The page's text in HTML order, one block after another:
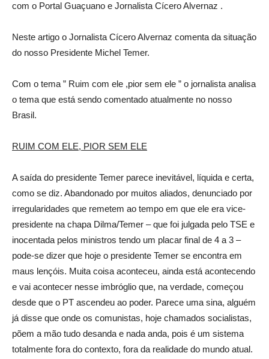
com o Portal Guaçuano e Jornalista Cícero Alvernaz .
Neste artigo o Jornalista Cícero Alvernaz comenta da situação
do nosso Presidente Michel Temer.
Com o tema ” Ruim com ele ,pior sem ele ” o jornalista analisa
o tema que está sendo comentado atualmente no nosso
Brasil.
RUIM COM ELE, PIOR SEM ELE
A saída do presidente Temer parece inevitável, líquida e certa,
como se diz. Abandonado por muitos aliados, denunciado por
irregularidades que remetem ao tempo em que ele era vice-
presidente na chapa Dilma/Temer – que foi julgada pelo TSE e
inocentada pelos ministros tendo um placar final de 4 a 3 –
pode-se dizer que hoje o presidente Temer se encontra em
maus lençóis. Muita coisa aconteceu, ainda está acontecendo
e vai acontecer nesse imbróglio que, na verdade, começou
desde que o PT ascendeu ao poder. Parece uma sina, alguém
já disse que onde os comunistas, hoje chamados socialistas,
põem a mão tudo desanda e nada anda, pois é um sistema
totalmente fora do contexto, fora da realidade do mundo atual.